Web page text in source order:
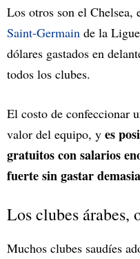
Los otros son el
Saint-Germain de la
dólares gastados en
todos los clubes.
El costo de confeccionar
valor del equipo, y es
gratuitos con salarios
fuerte sin gastar
Los clubes
Muchos clubes saudíes